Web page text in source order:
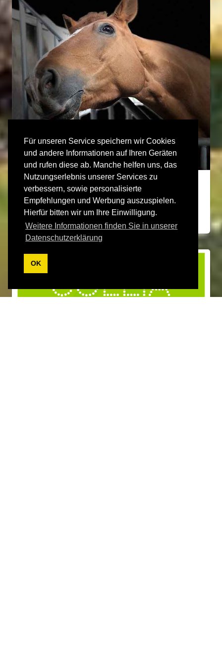
Für unseren Service speichern wir Cookies
und andere Informationen auf Ihren Geräten
und rufen diese ab. Manche helfen uns, das
Nutzungserlebnis unserer Services zu
verbessern, sowie personalisierte
Empfehlungen und Werbung auszuspielen.
Hierfür bitten wir um Ihre Einwilligung.
Weitere Informationen finden Sie in unserer
Datenschutzerklärung
OK
LAX Tierfutter
Produkte für Pferde, Kaninchen und Hühner
aus zertifizierten regionalen Rohstoffen